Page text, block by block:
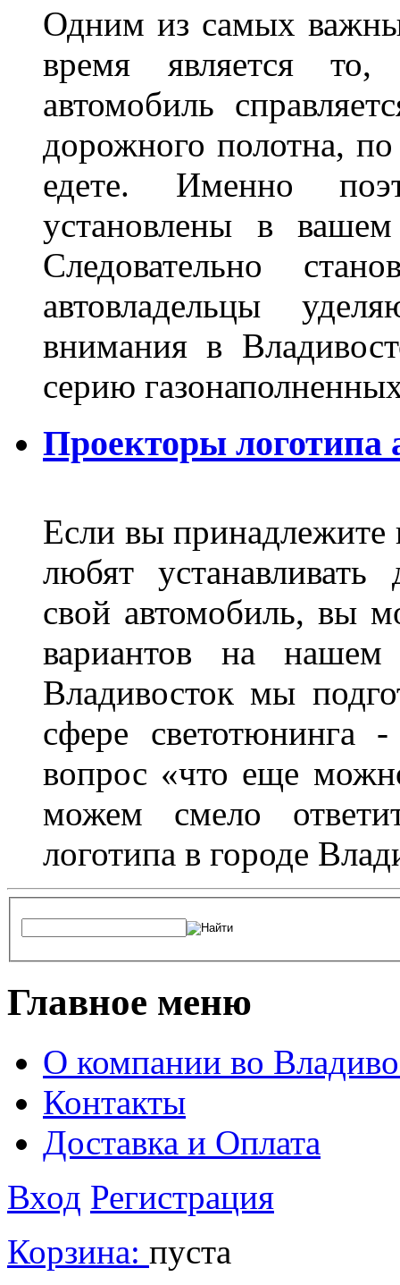
Одним из самых
время является то,
автомобиль
дорожного полотна,
едете. Именно
установлены в
Следовательно
автовладельцы
внимания в
серию
Проекторы логотипа
Если вы принадлежите
любят устанавливать
свой автомобиль, вы
вариантов на
Владивосток мы
сфере светотюнинга
вопрос «что еще
можем смело
логотипа в городе
Главное меню
О компании во
Контакты
Доставка и Оплата
Вход Регистрация
Корзина: пуста